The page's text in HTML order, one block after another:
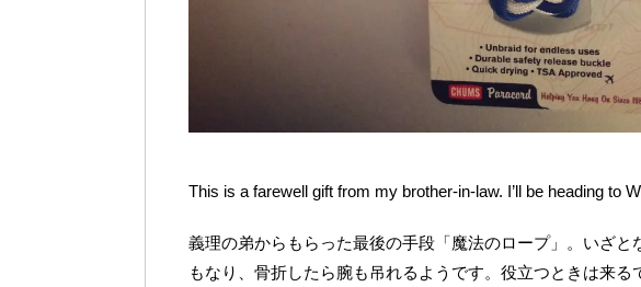
This is a farewell gift from my brother-in-law. I’ll be heading to
義理の弟からもらった最後の手段「魔法のロープ」。いざと
もなり、骨折したら腕も吊れるようです。役立つときは来